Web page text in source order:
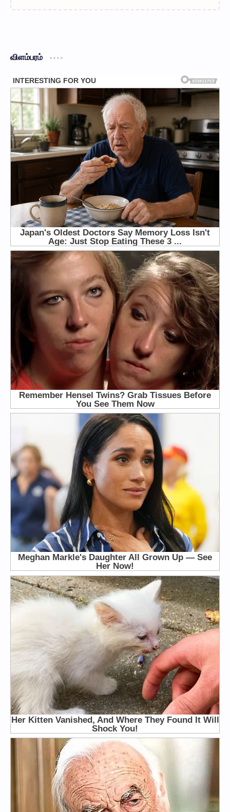
விளம்பரம்